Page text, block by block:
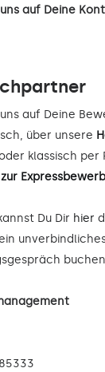
auf Deine
auf Deine
über unsere
klassisch per
zur
Du Dir hier